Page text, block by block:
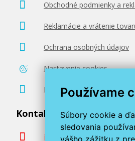
Používame
Súbory cookie a
sledovania
vášho zážitku z
Obchodné podmienky a
Reklamácie a vrátenie
Ochrana osobných údajov
Nastavenie cookies
Poradenstvo zadarmo
Kontaktujte nás
info@miroluk.sk